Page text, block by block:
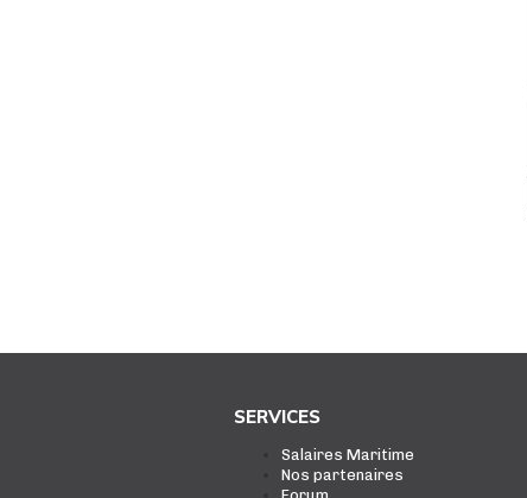
SERVICES
Salaires Maritime
Nos partenaires